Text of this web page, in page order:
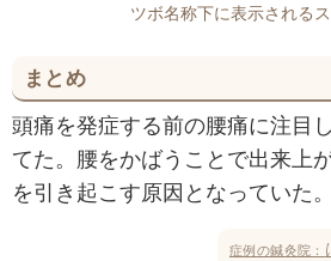
ツボ名称下に表示される
まとめ
頭痛を発症する前の腰痛に注目
てた。腰をかばうことで出来上
を引き起こす原因となっていた。
症例の鍼灸院：